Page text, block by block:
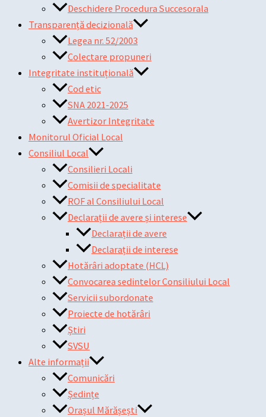
Deschidere Procedura Succesorala
Transparență decizională
Legea nr. 52/2003
Colectare propuneri
Integritate instituțională
Cod etic
SNA 2021-2025
Avertizor Integritate
Monitorul Oficial Local
Consiliul Local
Consilieri Locali
Comisii de specialitate
ROF al Consiliului Local
Declarații de avere și interese
Declarații de avere
Declarații de interese
Hotărâri adoptate (HCL)
Convocarea sedintelor Consiliului Local
Servicii subordonate
Proiecte de hotărâri
Știri
SVSU
Alte informații
Comunicări
Ședințe
Orașul Mărășești